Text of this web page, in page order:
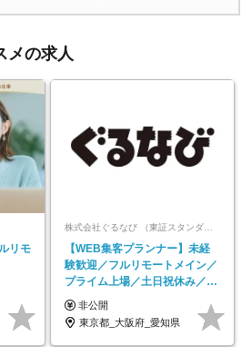
メの求人
リモ
株式会社ぐるなび （東証スタンダード上場）
【WEB集客プランナー】未経
験歓迎／フルリモートメイン／
プライム上場／土日祝休み／東
京・大阪・名古屋
非公開
東京都_大阪府_愛知県